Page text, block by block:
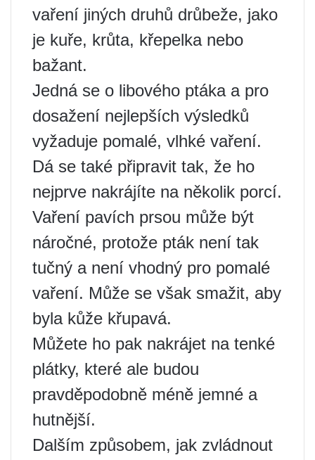
vaření jiných druhů drůbeže, jako
je kuře, krůta, křepelka nebo
bažant.
Jedná se o libového ptáka a pro
dosažení nejlepších výsledků
vyžaduje pomalé, vlhké vaření.
Dá se také připravit tak, že ho
nejprve nakrájíte na několik porcí.
Vaření pavích prsou může být
náročné, protože pták není tak
tučný a není vhodný pro pomalé
vaření. Může se však smažit, aby
byla kůže křupavá.
Můžete ho pak nakrájet na tenké
plátky, které ale budou
pravděpodobně méně jemné a
hutnější.
Dalším způsobem, jak zvládnout